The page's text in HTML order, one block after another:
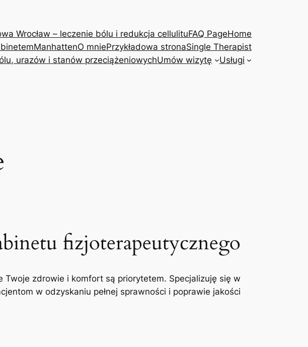
Wrocław – leczenie bólu i redukcja cellulituFAQ PageHome
ManhattenO mniePrzykładowa stronaSingle Therapist
urazów i stanów przeciążeniowychUmów wizytę Usługi
fizjoterapeutycznego
Twoje zdrowie i komfort są priorytetem. Specjalizuję się w
w odzyskaniu pełnej sprawności i poprawie jakości